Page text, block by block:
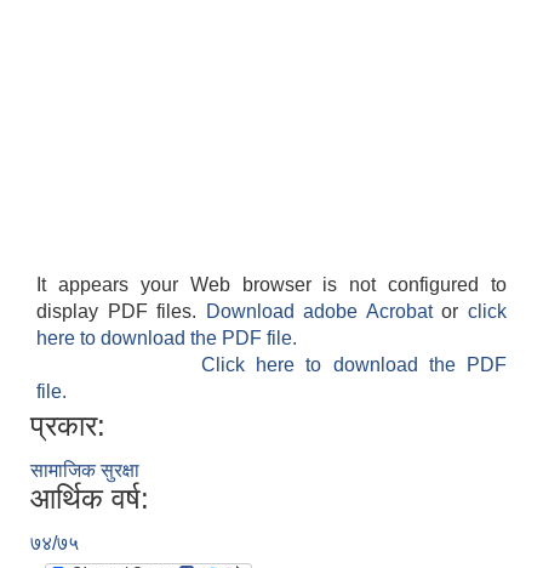
It appears your Web browser is not configured to
display PDF files.
Download adobe Acrobatorclick
here to download the PDF file.
Click here to download the PDF
file.
प्रकार:
सामाजिक सुरक्षा
आर्थिक वर्ष:
७४/७५